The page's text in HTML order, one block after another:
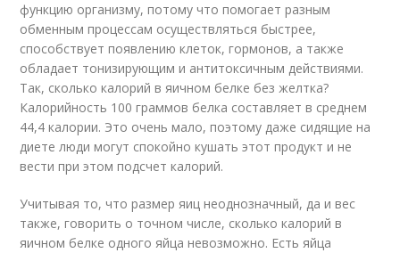
функцию организму, потому что помогает разным
обменным процессам осуществляться быстрее,
способствует появлению клеток, гормонов, а также
обладает тонизирующим и антитоксичным действиями.
Так, сколько калорий в яичном белке без желтка?
Калорийность 100 граммов белка составляет в среднем
44,4 калории. Это очень мало, поэтому даже сидящие на
диете люди могут спокойно кушать этот продукт и не
вести при этом подсчет калорий.
Учитывая то, что размер яиц неоднозначный, да и вес
также, говорить о точном числе, сколько калорий в
яичном белке одного яйца невозможно. Есть яйца